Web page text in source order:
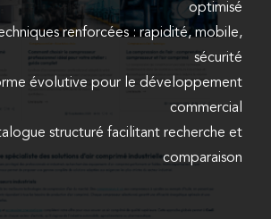
optimisé
renforcées : rapidité, mobile,
sécurité
évolutive pour le développement
commercial
structuré facilitant recherche et
comparaison